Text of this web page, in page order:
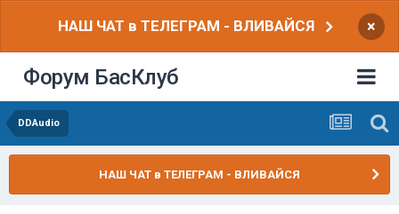
НАШ ЧАТ в ТЕЛЕГРАМ - ВЛИВАЙСЯ ×
Форум БасКлуб
DDAudio
НАШ ЧАТ в ТЕЛЕГРАМ - ВЛИВАЙСЯ